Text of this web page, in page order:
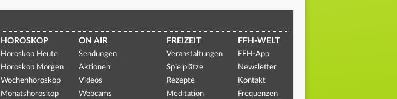
HOROSKOP
Horoskop Heute
Horoskop Morgen
Wochenhoroskop
Monatshoroskop
ON AIR
Sendungen
Aktionen
Videos
Webcams
FREIZEIT
Veranstaltungen
Spielplätze
Rezepte
Meditation
FFH-WELT
FFH-App
Newsletter
Kontakt
Frequenzen